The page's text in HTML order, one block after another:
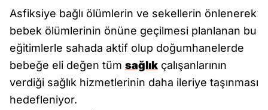
Asfiksiye bağlı ölümlerin ve sekellerin önlenerek
bebek ölümlerinin önüne geçilmesi planlanan bu
eğitimlerle sahada aktif olup doğumhanelerde
bebeğe eli değen tüm sağlık çalışanlarının
verdiği sağlık hizmetlerinin daha ileriye taşınması
hedefleniyor.